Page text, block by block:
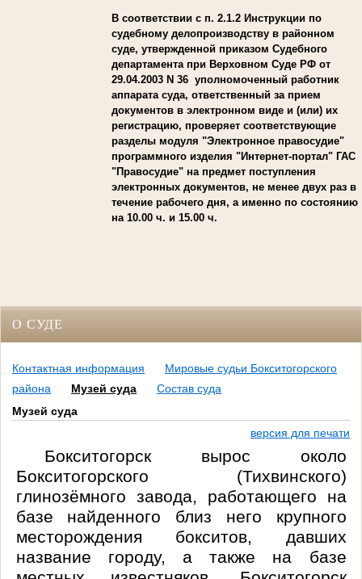
В соответствии с п. 2.1.2 Инструкции по
судебному делопроизводству в районном
суде, утвержденной приказом Судебного
департамента при Верховном Суде РФ от
29.04.2003 N 36 уполномоченный работник
аппарата суда, ответственный за прием
документов в электронном виде и (или) их
регистрацию, проверяет соответствующие
разделы модуля "Электронное правосудие"
программного изделия "Интернет-портал" ГАС
"Правосудие" на предмет поступления
электронных документов, не менее двух раз в
течение рабочего дня, а именно по состоянию
на 10.00 ч. и 15.00 ч.
О СУДЕ
Контактная информация
Мировые судьи Бокситогорского
района
Музей суда
Состав суда
Музей суда
версия для печати
Бокситогорск вырос около
Бокситогорского (Тихвинского)
глинозёмного завода, работающего на
базе найденного близ него крупного
месторождения бокситов, давших
название городу, а также на базе